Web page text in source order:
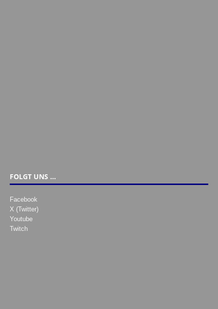
FOLGT UNS …
Facebook
X (Twitter)
Youtube
Twitch